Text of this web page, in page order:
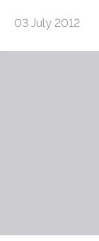
03 July 2012